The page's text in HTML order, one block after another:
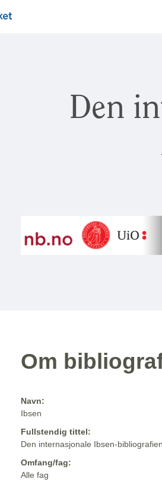
Den
Om
Navn:
Ibsen
Fullstendig tittel:
Den internasjonale Ibsen-bibliografien
Omfang/fag:
Alle fag